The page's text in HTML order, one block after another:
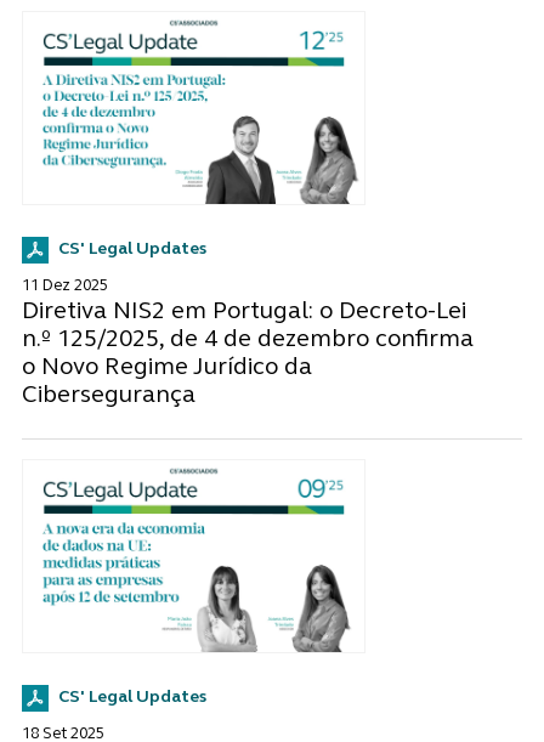
CS' Legal Updates
11 Dez 2025
Diretiva NIS2 em Portugal: o Decreto-Lei
n.º 125/2025, de 4 de dezembro confirma
o Novo Regime Jurídico da
Cibersegurança
CS' Legal Updates
18 Set 2025